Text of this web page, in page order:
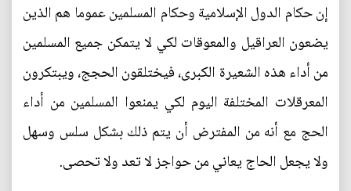
إن حكام الدول الإسلامية وحكام المسلمين عموما هم الذين
يضعون العراقيل والمعوقات لكي لا يتمكن جميع المسلمين
من أداء هذه الشعيرة الكبرى، فيختلقون الحجج، ويبتكرون
المعرقلات المختلفة اليوم لكي يمنعوا المسلمين من أداء
الحج مع أنه من المفترض أن يتم ذلك بشكل سلس وسهل
ولا يجعل الحاج يعاني من حواجز لا تعد ولا تحصى.